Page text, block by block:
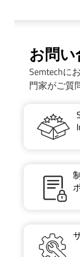
お問
Semtechに
門家がご質